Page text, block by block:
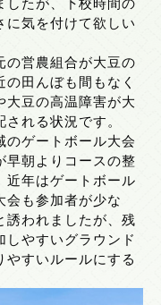
気を付けて欲しい
の営農組合が大豆の
田んぼも間もなく
大豆の高温障害が大
れる状況です。
のゲートボール大会
早朝よりコースの整
近年はゲートボール
会も参加者が少な
誘われましたが、残
やすいグラウンド
やすいルールにする